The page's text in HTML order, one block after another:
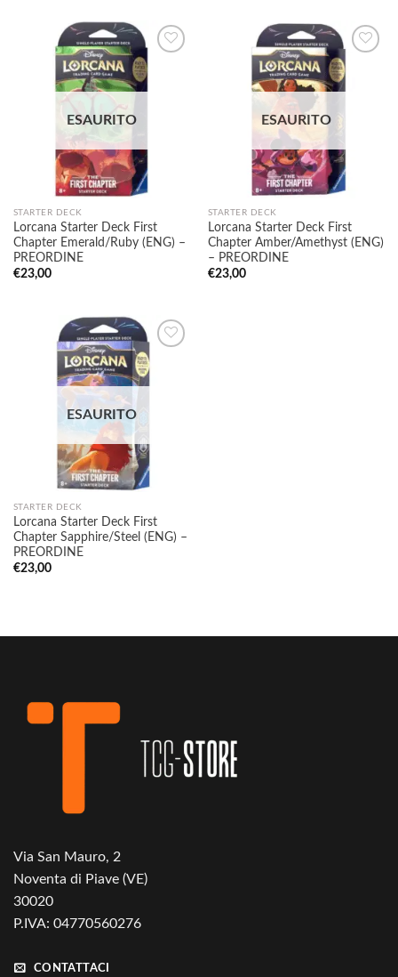
ESAURITO
STARTER DECK
Lorcana Starter Deck First
Chapter Emerald/Ruby (ENG) –
PREORDINE
€23,00
ESAURITO
STARTER DECK
Lorcana Starter Deck First
Chapter Amber/Amethyst (ENG)
– PREORDINE
€23,00
ESAURITO
STARTER DECK
Lorcana Starter Deck First
Chapter Sapphire/Steel (ENG) –
PREORDINE
€23,00
Via San Mauro, 2
Noventa di Piave (VE)
30020
P.IVA: 04770560276
CONTATTACI